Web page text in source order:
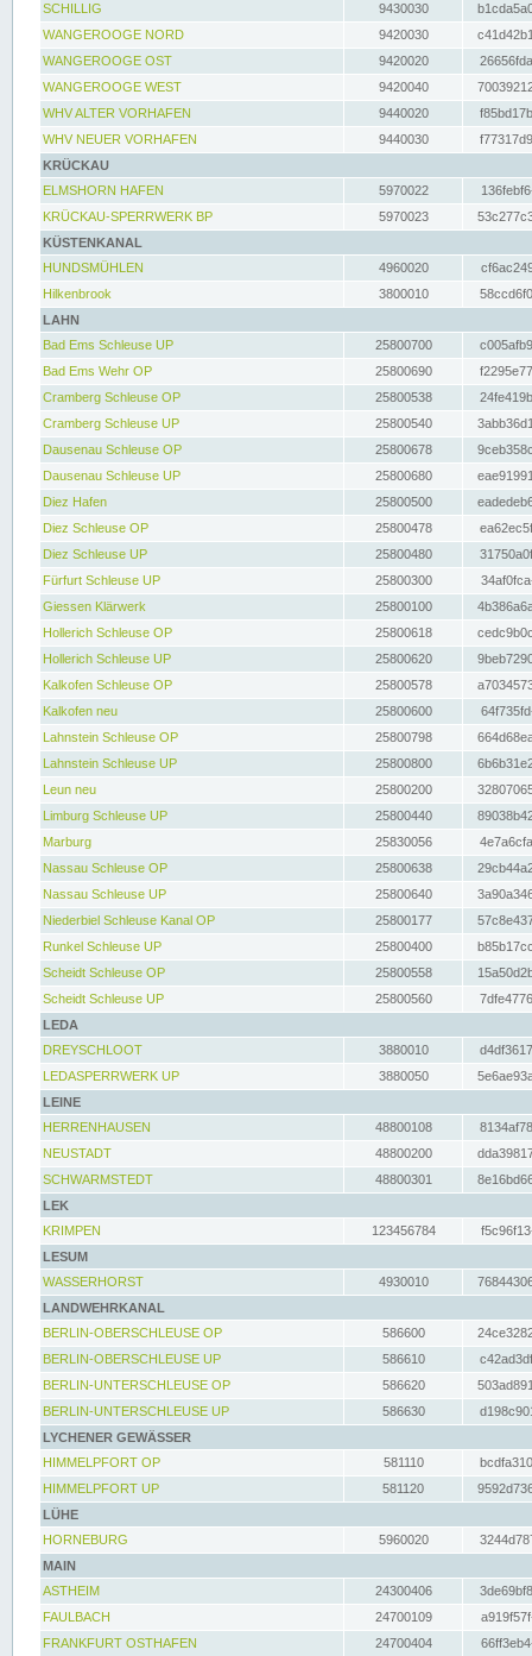
SCHILLIG
9430030
WANGEROOGE NORD
9420030
WANGEROOGE OST
9420020
WANGEROOGE WEST
9420040
WHV ALTER VORHAFEN
9440020
WHV NEUER VORHAFEN
9440030
KRÜCKAU
ELMSHORN HAFEN
5970022
KRÜCKAU-SPERRWERK BP
5970023
KÜSTENKANAL
HUNDSMÜHLEN
4960020
Hilkenbrook
3800010
LAHN
Bad Ems Schleuse UP
25800700
Bad Ems Wehr OP
25800690
Cramberg Schleuse OP
25800538
Cramberg Schleuse UP
25800540
Dausenau Schleuse OP
25800678
Dausenau Schleuse UP
25800680
Diez Hafen
25800500
Diez Schleuse OP
25800478
Diez Schleuse UP
25800480
Fürfurt Schleuse UP
25800300
Giessen Klärwerk
25800100
Hollerich Schleuse OP
25800618
Hollerich Schleuse UP
25800620
Kalkofen Schleuse OP
25800578
Kalkofen neu
25800600
Lahnstein Schleuse OP
25800798
Lahnstein Schleuse UP
25800800
Leun neu
25800200
Limburg Schleuse UP
25800440
Marburg
25830056
Nassau Schleuse OP
25800638
Nassau Schleuse UP
25800640
Niederbiel Schleuse Kanal OP
25800177
Runkel Schleuse UP
25800400
Scheidt Schleuse OP
25800558
Scheidt Schleuse UP
25800560
LEDA
DREYSCHLOOT
3880010
LEDASPERRWERK UP
3880050
LEINE
HERRENHAUSEN
48800108
NEUSTADT
48800200
SCHWARMSTEDT
48800301
LEK
KRIMPEN
123456784
LESUM
WASSERHORST
4930010
LANDWEHRKANAL
BERLIN-OBERSCHLEUSE OP
586600
BERLIN-OBERSCHLEUSE UP
586610
BERLIN-UNTERSCHLEUSE OP
586620
BERLIN-UNTERSCHLEUSE UP
586630
LYCHENER GEWÄSSER
HIMMELPFORT OP
581110
HIMMELPFORT UP
581120
LÜHE
HORNEBURG
5960020
MAIN
ASTHEIM
24300406
FAULBACH
24700109
FRANKFURT OSTHAFEN
24700404